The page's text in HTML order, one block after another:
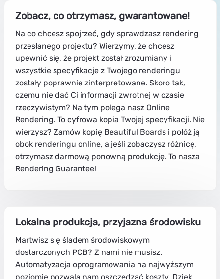
Zobacz, co otrzymasz, gwarantowane!
Na co chcesz spojrzeć, gdy sprawdzasz rendering
przesłanego projektu? Wierzymy, że chcesz
upewnić się, że projekt został zrozumiany i
wszystkie specyfikacje z Twojego renderingu
zostały poprawnie zinterpretowane. Skoro tak,
czemu nie dać Ci informacji zwrotnej w czasie
rzeczywistym? Na tym polega nasz Online
Rendering. To cyfrowa kopia Twojej specyfikacji. Nie
wierzysz? Zamów kopię Beautiful Boards i połóż ją
obok renderingu online, a jeśli zobaczysz różnicę,
otrzymasz darmową ponowną produkcję. To nasza
Rendering Guarantee!
Lokalna produkcja, przyjazna środowisku
Martwisz się śladem środowiskowym
dostarczonych PCB? Z nami nie musisz.
Automatyzacja oprogramowania na najwyższym
poziomie pozwala nam oszczędzać koszty. Dzięki